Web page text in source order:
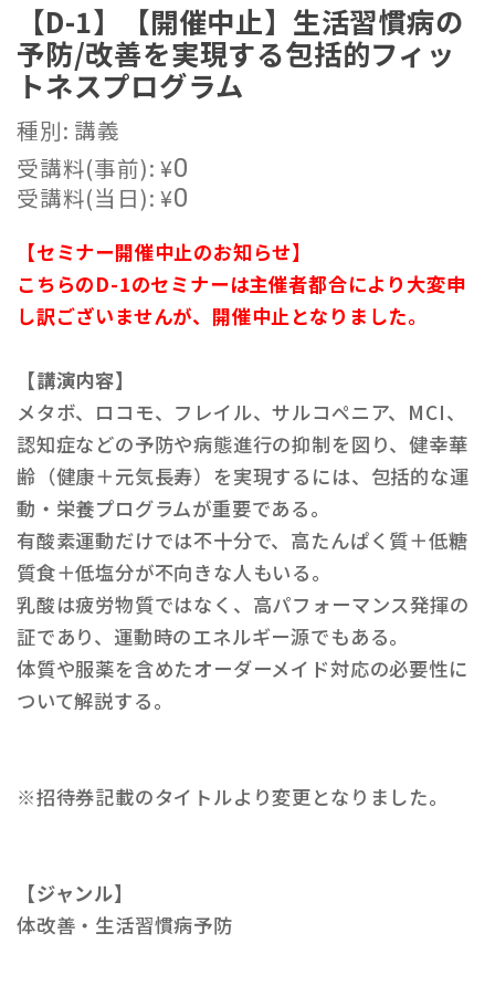
【D-1】【開催中止】生活習慣病の
予防/改善を実現する包括的フィッ
トネスプログラム
種別: 講義
受講料(事前):¥0
受講料(当日):¥0
【セミナー開催中止のお知らせ】
こちらのD-1のセミナーは主催者都合により大変申
し訳ございませんが、開催中止となりました。
【講演内容】
メタボ、ロコモ、フレイル、サルコペニア、MCI、
認知症などの予防や病態進行の抑制を図り、健幸華
齢（健康＋元気長寿）を実現するには、包括的な運
動・栄養プログラムが重要である。
有酸素運動だけでは不十分で、高たんぱく質＋低糖
質食＋低塩分が不向きな人もいる。
乳酸は疲労物質ではなく、高パフォーマンス発揮の
証であり、運動時のエネルギー源でもある。
体質や服薬を含めたオーダーメイド対応の必要性に
ついて解説する。
※招待券記載のタイトルより変更となりました。
【ジャンル】
体改善・生活習慣病予防